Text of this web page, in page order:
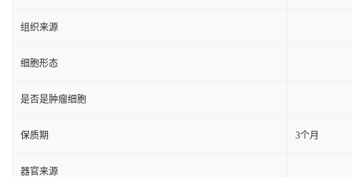
组织来源
细胞形态
是否是肿瘤细胞
保质期 3个月
器官来源